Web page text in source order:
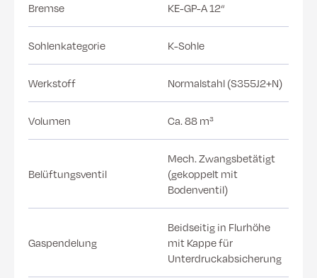
Bremse KE-GP-A 12“
Sohlenkategorie K-Sohle
Werkstoff Normalstahl (S355J2+N)
Volumen Ca. 88 m³
Belüftungsventil
Mech. Zwangsbetätigt
(gekoppelt mit
Bodenventil)
Gaspendelung
Beidseitig in Flurhöhe
mit Kappe für
Unterdruckabsicherung